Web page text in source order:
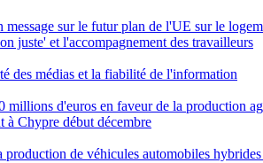
sur le futur plan de l'UE sur le
juste' et l'accompagnement des travailleurs
des médias et la fiabilité de l'information
millions d'euros en faveur de la production
à Chypre début décembre
de véhicules automobiles